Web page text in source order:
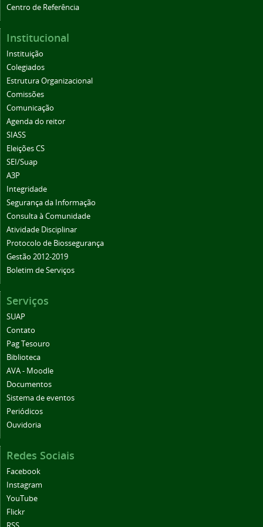
Centro de Referência
Institucional
Instituição
Colegiados
Estrutura Organizacional
Comissões
Comunicação
Agenda do reitor
SIASS
Eleições CS
SEI/Suap
A3P
Integridade
Segurança da Informação
Consulta à Comunidade
Atividade Disciplinar
Protocolo de Biossegurança
Gestão 2012-2019
Boletim de Serviços
Serviços
SUAP
Contato
Pag Tesouro
Biblioteca
AVA - Moodle
Documentos
Sistema de eventos
Periódicos
Ouvidoria
Redes Sociais
Facebook
Instagram
YouTube
Flickr